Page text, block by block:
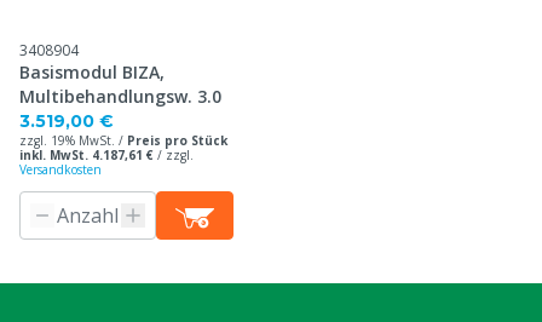
3408904
Basismodul BIZA,
Multibehandlungsw. 3.0
3.519,00 €
zzgl. 19% MwSt. / Preis pro Stück
inkl. MwSt. 4.187,61 € / zzgl.
Versandkosten